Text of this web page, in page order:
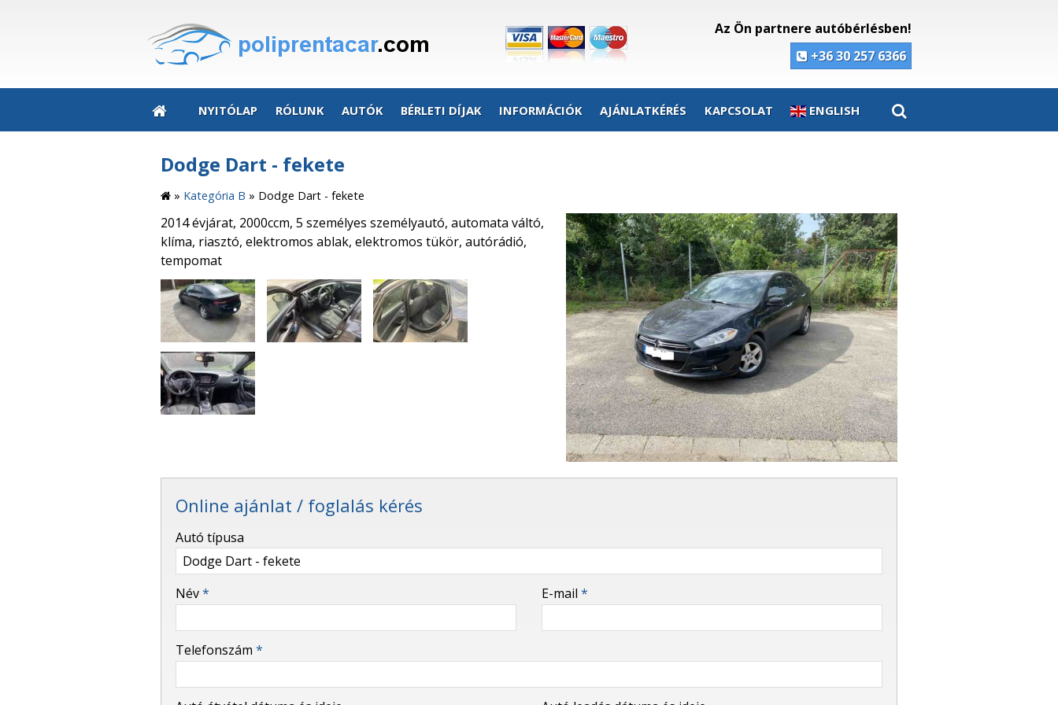
Az Ön partnere autóbérlésben!
+36 30 257 6366
NYITÓLAP RÓLUNK AUTÓK BÉRLETI DÍJAK INFORMÁCIÓK AJÁNLATKÉRÉS KAPCSOLAT ENGLISH
Dodge Dart - fekete
» Kategória B » Dodge Dart - fekete
2014 évjárat, 2000ccm, 5 személyes személyautó, automata váltó,
klíma, riasztó, elektromos ablak, elektromos tükör, autórádió,
tempomat
Online ajánlat / foglalás kérés
Autó típusa
Név* E-mail *
Telefonszám *